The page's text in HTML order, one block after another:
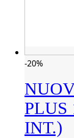
-20%
PLUS
INT.)